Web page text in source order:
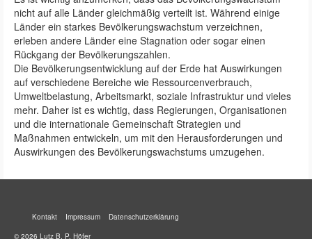
nicht auf alle Länder gleichmäßig verteilt ist. Während einige
Länder ein starkes Bevölkerungswachstum verzeichnen,
erleben andere Länder eine Stagnation oder sogar einen
Rückgang der Bevölkerungszahlen.
Die Bevölkerungsentwicklung auf der Erde hat Auswirkungen
auf verschiedene Bereiche wie Ressourcenverbrauch,
Umweltbelastung, Arbeitsmarkt, soziale Infrastruktur und vieles
mehr. Daher ist es wichtig, dass Regierungen, Organisationen
und die internationale Gemeinschaft Strategien und
Maßnahmen entwickeln, um mit den Herausforderungen und
Auswirkungen des Bevölkerungswachstums umzugehen.
Kontakt Impressum
Datenschutzerklärung
© 2026 Lutz B. P. Höfer